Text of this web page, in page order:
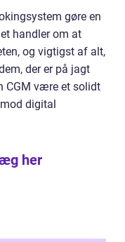
gøre en
handler om at
og vigtigst af alt,
der er på jagt
CGM være et solidt
digital
her